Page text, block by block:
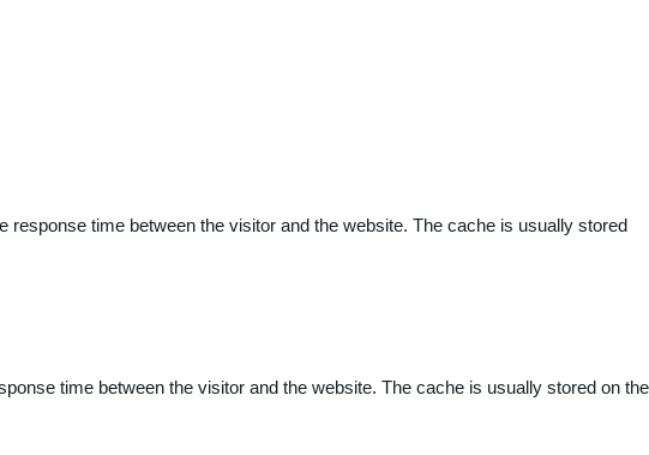
time between the visitor and the website. The cache is usually stored
time between the visitor and the website. The cache is usually stored on the